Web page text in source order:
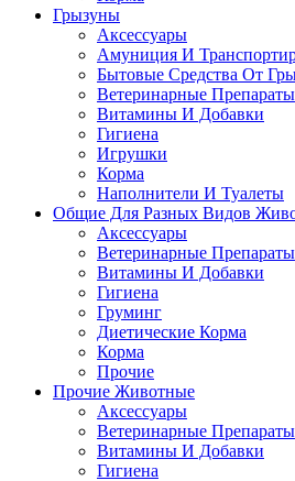
Грызуны
Аксессуары
Амуниция И
Бытовые Средства От
Ветеринарные Препараты
Витамины И Добавки
Гигиена
Игрушки
Корма
Наполнители И Туалеты
Общие Для Разных Видов
Аксессуары
Ветеринарные Препараты
Витамины И Добавки
Гигиена
Груминг
Диетические Корма
Корма
Прочие
Прочие Животные
Аксессуары
Ветеринарные Препараты
Витамины И Добавки
Гигиена